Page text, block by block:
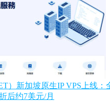
）新加坡原生IP VPS上线：
后约7美元/月